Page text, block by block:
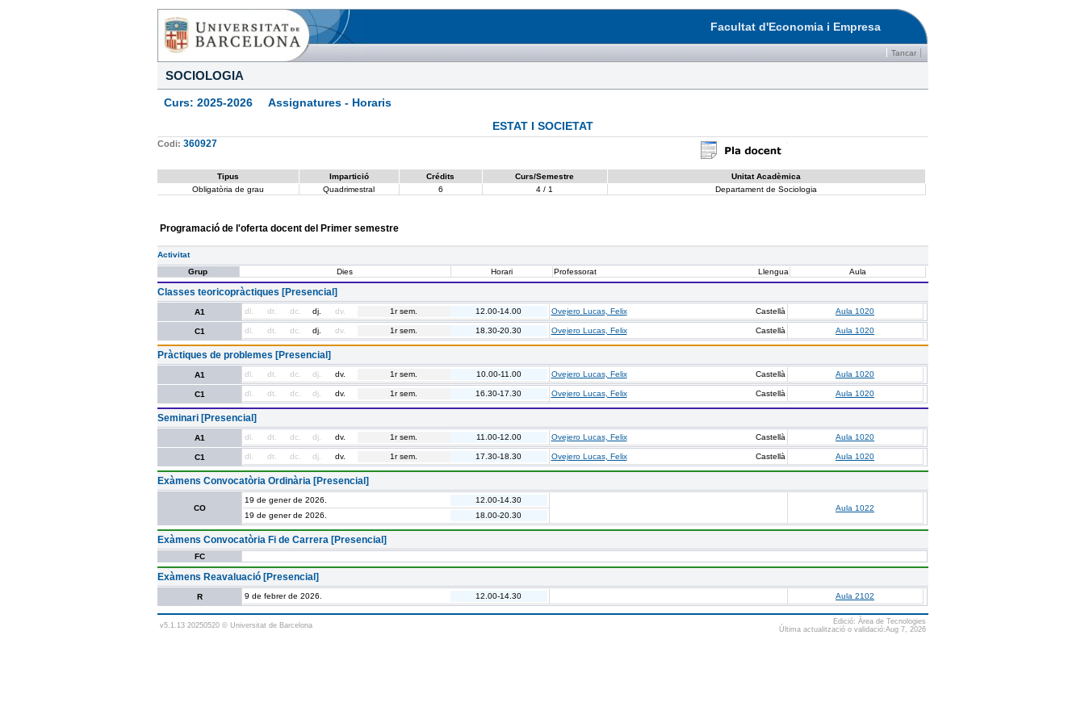
Facultat d'Economia i Empresa
Tancar
SOCIOLOGIA
Curs: 2025-2026 Assignatures - Horaris
ESTAT I SOCIETAT
Codi: 360927
Tipus Impartició Crédits Curs/Semestre
Unitat Acadèmica
Obligatòria de grau
Quadrimestral 6 4 / 1 Departament de Sociologia
Programació de l'oferta docent del Primer semestre
Activitat
Grup
Dies Horari Professorat Llengua Aula
Classes teoricopràctiques [Presencial]
A1 dl. dt. dc. dj. dv. 1r sem. 12.00-14.00 Ovejero Lucas, Felix Castellà Aula 1020
C1 dl. dt. dc. dj. dv. 1r sem. 18.30-20.30 Ovejero Lucas, Felix Castellà Aula 1020
Pràctiques de problemes [Presencial]
A1 dl. dt. dc. dj. dv. 1r sem. 10.00-11.00 Ovejero Lucas, Felix Castellà Aula 1020
C1 dl. dt. dc. dj. dv. 1r sem. 16.30-17.30 Ovejero Lucas, Felix Castellà Aula 1020
Seminari [Presencial]
A1 dl. dt. dc. dj. dv. 1r sem. 11.00-12.00 Ovejero Lucas, Felix Castellà Aula 1020
C1 dl. dt. dc. dj. dv. 1r sem. 17.30-18.30 Ovejero Lucas, Felix Castellà Aula 1020
Exàmens Convocatòria Ordinària [Presencial]
CO
19 de gener de 2026.
12.00-14.30
Aula 1022
19 de gener de 2026.
18.00-20.30
Exàmens Convocatòria Fi de Carrera [Presencial]
FC
Exàmens Reavaluació [Presencial]
R 9 de febrer de 2026. 12.00-14.30 Aula 2102
v5.1.13 20250520 © Universitat de Barcelona
Edició: Àrea de Tecnologies
Última actualització o validació:Aug 7, 2026